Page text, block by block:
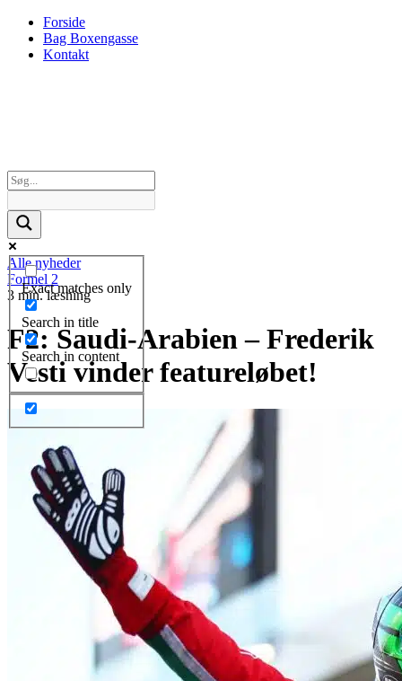
Forside
Bag Boxengasse
Kontakt
Exact matches only
Search in title
Search in content
Alle nyheder
Formel 2
3 min. læsning
F2: Saudi-Arabien – Frederik
Vesti vinder featureløbet!